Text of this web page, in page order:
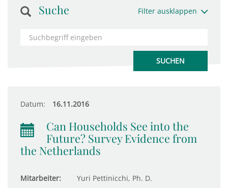
Suche Filter ausklappen
Datum: 16.11.2016
Can Households See into the
Future? Survey Evidence from
the Netherlands
Mitarbeiter: Yuri Pettinicchi, Ph. D.